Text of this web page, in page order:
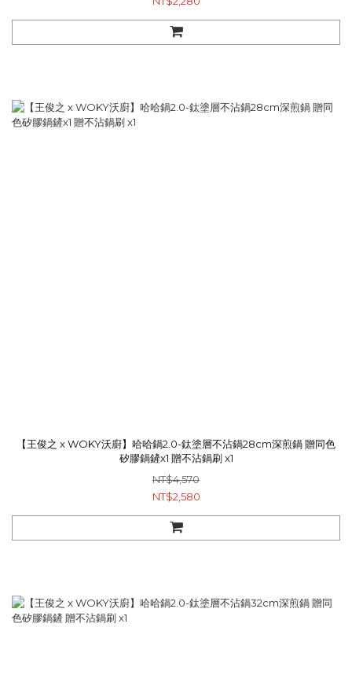
【王俊之 x WOKY沃廚】哈哈鍋2.0-鈦塗層不沾鍋28cm深煎鍋 贈同色
矽膠鍋鏟x1 贈不沾鍋刷 x1
NT$4,570
NT$2,580